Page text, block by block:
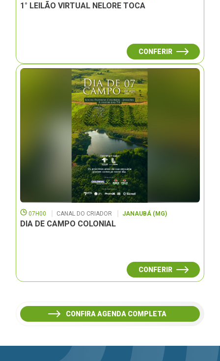
1° LEILÃO VIRTUAL NELORE TOCA
CONFERIR
07H00 CANAL DO CRIADOR JANAUBÁ (MG)
DIA DE CAMPO COLONIAL
CONFERIR
CONFIRA AGENDA COMPLETA